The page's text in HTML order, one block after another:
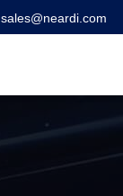
sales@neardi.com